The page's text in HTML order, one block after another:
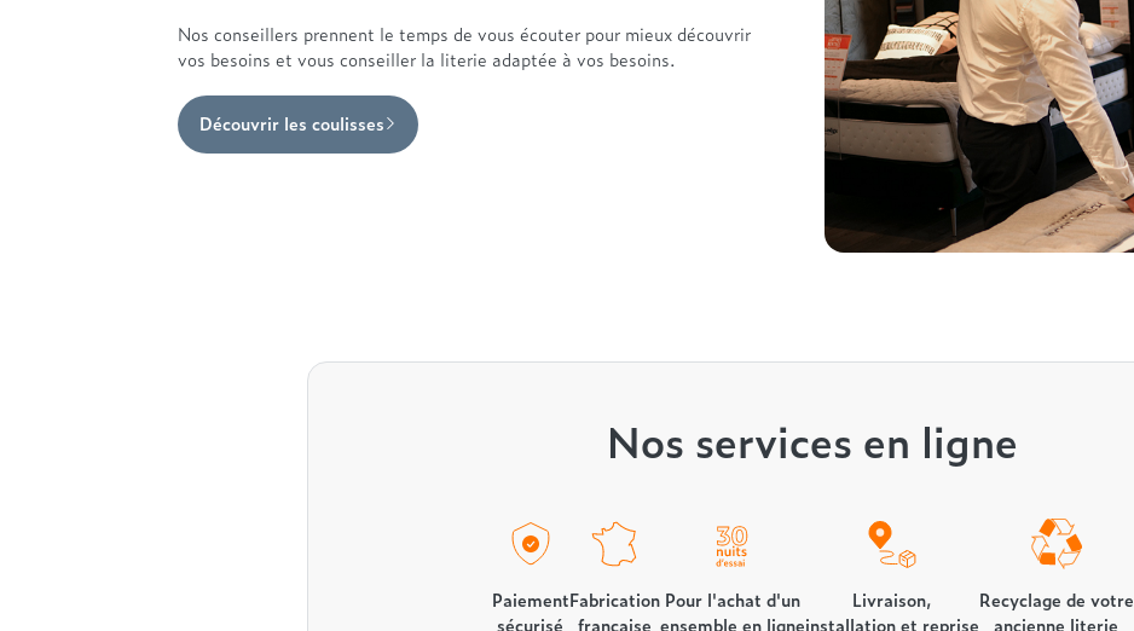
Nos conseillers prennent le temps de vous écouter pour mieux découvrir
vos besoins et vous conseiller la literie adaptée à vos besoins.
Découvrir les coulisses
Nos services en ligne
Paiement
sécurisé
Fabrication
française
Pour l'achat d'un
ensemble en ligne
Livraison,
installation et reprise
Recyclage de votre
ancienne literie